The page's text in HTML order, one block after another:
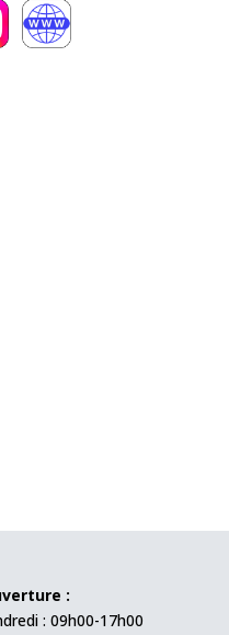
:
: 09h00-17h00